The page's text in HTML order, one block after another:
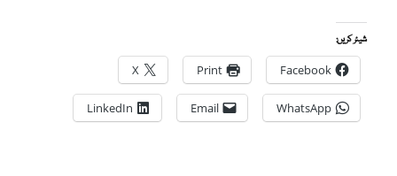
شیئر کریں:
Facebook
Print
X
WhatsApp
Email
LinkedIn